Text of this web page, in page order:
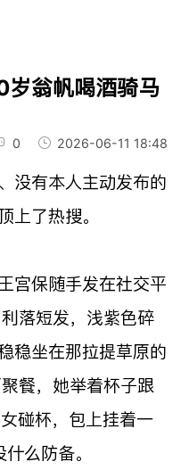
岁翁帆喝酒骑马
0 2026-06-11 18:48
没有本人主动发布的
上了热搜。
宫保随手发在社交平
落短发，浅紫色碎
稳坐在那拉提草原的
餐，她举着杯子跟
碰杯，包上挂着一
么防备。